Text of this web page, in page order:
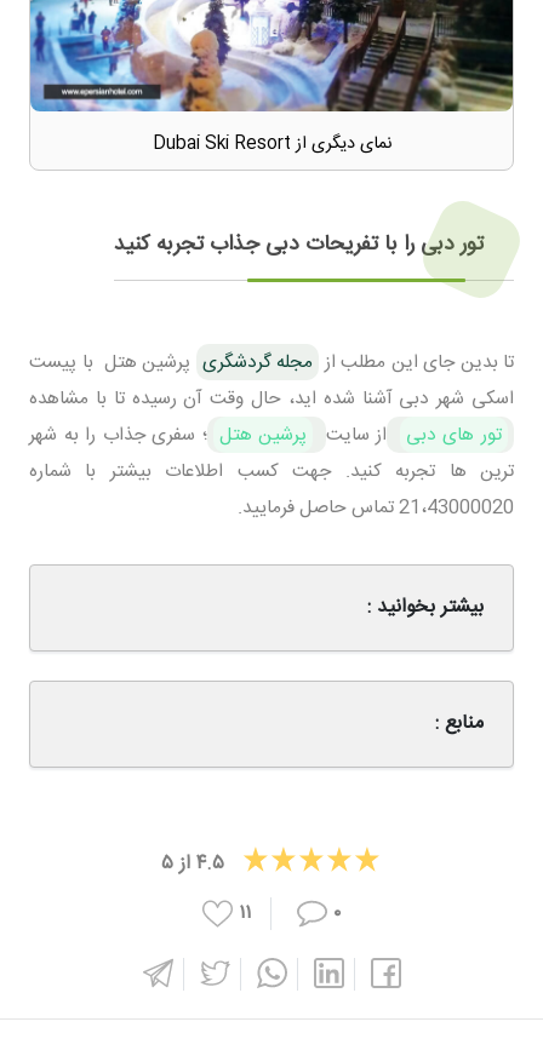
نمای دیگری از Dubai Ski Resort
تور دبی را با تفریحات دبی جذاب تجربه کنید
تا بدین جای این مطلب از مجله گردشگری پرشین هتل با پیست
اسکی شهر دبی آشنا شده اید، حال وقت آن رسیده تا با مشاهده
تور های دبی
از سایت پرشین هتل ؛ سفری جذاب را به شهر
ترین ها تجربه کنید. جهت کسب اطلاعات بیشتر با شماره
21،43000020 تماس حاصل فرمایید.
بیشتر بخوانید :
منابع :
۴.۵ از۵
۰
۱۱